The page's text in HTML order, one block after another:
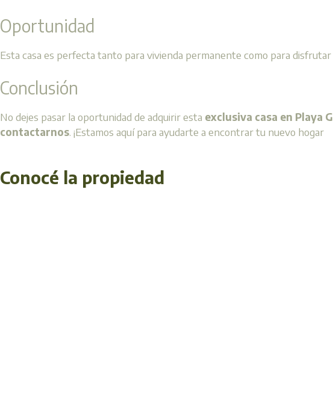
Oportunidad
Esta casa es perfecta tanto para vivienda permanente como para
Conclusión
No dejes pasar la oportunidad de adquirir esta exclusiva casa en Playa
contactarnos. ¡Estamos aquí para ayudarte a encontrar tu nuevo hogar
Conocé la propiedad